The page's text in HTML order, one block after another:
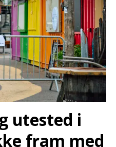
utested i
fram med